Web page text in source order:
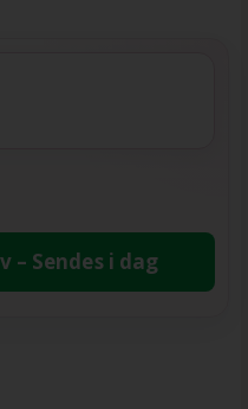
– Sendes i dag